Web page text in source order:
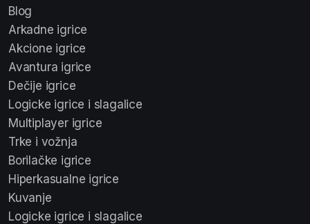
Blog
Arkadne igrice
Akcione igrice
Avantura igrice
Dečije igrice
Logicke igrice i slagalice
Multiplayer igrice
Trke i vožnja
Borilačke igrice
Hiperkasualne igrice
Kuvanje
Logicke igrice i slagalice